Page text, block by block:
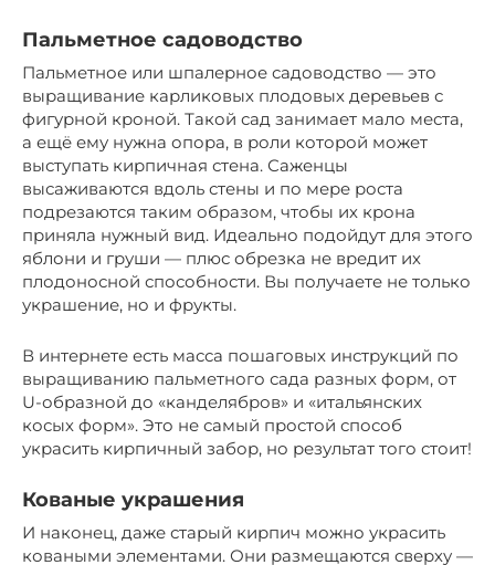
Пальметное садоводство
Пальметное или шпалерное садоводство — это
выращивание карликовых плодовых деревьев с
фигурной кроной. Такой сад занимает мало места,
а ещё ему нужна опора, в роли которой может
выступать кирпичная стена. Саженцы
высаживаются вдоль стены и по мере роста
подрезаются таким образом, чтобы их крона
приняла нужный вид. Идеально подойдут для этого
яблони и груши — плюс обрезка не вредит их
плодоносной способности. Вы получаете не только
украшение, но и фрукты.
В интернете есть масса пошаговых инструкций по
выращиванию пальметного сада разных форм, от
U-образной до «канделябров» и «итальянских
косых форм». Это не самый простой способ
украсить кирпичный забор, но результат того стоит!
Кованые украшения
И наконец, даже старый кирпич можно украсить
коваными элементами. Они размещаются сверху —